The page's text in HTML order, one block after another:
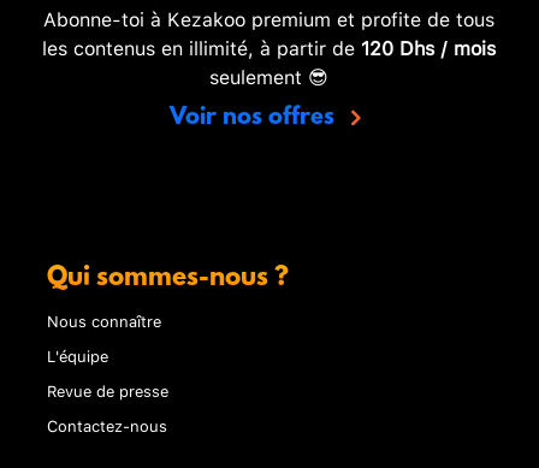
Abonne-toi à Kezakoo premium et profite de tous
les contenus en illimité, à partir de 120 Dhs / mois
seulement 😎
Voir nos offres
Qui sommes-nous ?
Nous connaître
L'équipe
Revue de presse
Contactez-nous